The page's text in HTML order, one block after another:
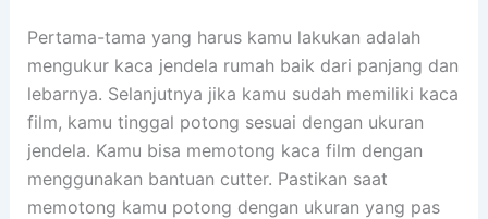
Pertama-tama yang harus kamu lakukan adalah
mengukur kaca jendela rumah baik dari panjang dan
lebarnya. Selanjutnya jika kamu sudah memiliki kaca
film, kamu tinggal potong sesuai dengan ukuran
jendela. Kamu bisa memotong kaca film dengan
menggunakan bantuan cutter. Pastikan saat
memotong kamu potong dengan ukuran yang pas